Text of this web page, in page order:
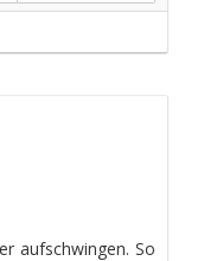
aufschwingen. So